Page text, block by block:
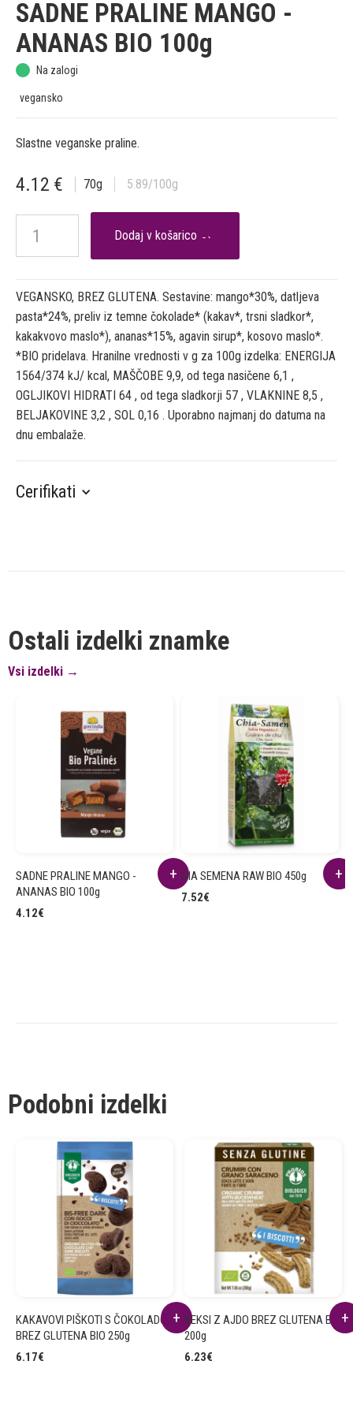
SADNE PRALINE MANGO -
ANANAS BIO 100g
Na zalogi
vegansko
Slastne veganske praline.
4.12 € 70g 5.89/100g

VEGANSKO, BREZ GLUTENA. Sestavine: mango*30%, datljeva
pasta*24%, preliv iz temne čokolade* (kakav*, trsni sladkor*,
kakakvovo maslo*), ananas*15%, agavin sirup*, kosovo maslo*.
*BIO pridelava. Hranilne vrednosti v g za 100g izdelka: ENERGIJA
1564/374 kJ/ kcal, MAŠČOBE 9,9, od tega nasičene 6,1 ,
OGLJIKOVI HIDRATI 64 , od tega sladkorji 57 , VLAKNINE 8,5 ,
BELJAKOVINE 3,2 , SOL 0,16 . Uporabno najmanj do datuma na
dnu embalaže.
Cerifikati
Ostali izdelki znamke
Vsi izdelki →
SADNE PRALINE MANGO -
ANANAS BIO 100g
4.12€
ČIA SEMENA RAW BIO 450g
7.52€
Podobni izdelki
KAKAVOVI PIŠKOTI S ČOKOLADO
BREZ GLUTENA BIO 250g
6.17€
KEKSI Z AJDO BREZ GLUTENA BIO
200g
6.23€